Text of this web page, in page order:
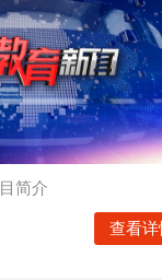
简介
查看详